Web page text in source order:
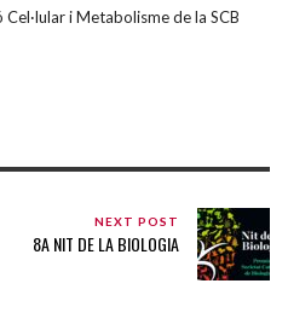
i Metabolisme de la SCB
NEXT POST
8A NIT DE LA BIOLOGIA